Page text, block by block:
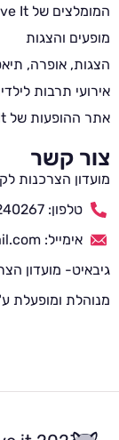
המומלצים של Give It
מופעים והצגות
הצגות, אופרה,
אירועי תרבות
אתר ההופעות של Give It
צור קשר
מועדון הצרכנות
טלפון: 050-8240267
אימייל: office.giveit@gmail.com
גיבאיט- מועדון
מנוהלת ומופעלת ע"י